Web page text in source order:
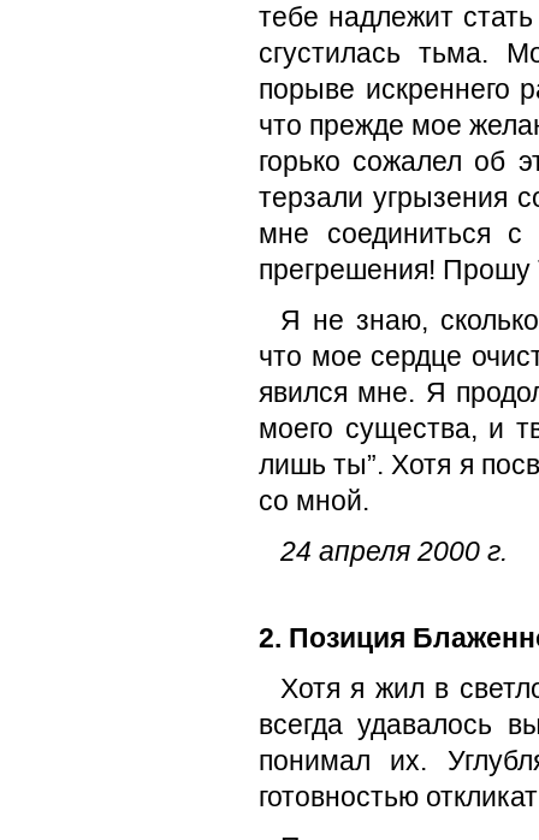
тебе надлежит
сгустилась тьма.
порыве искреннего
что прежде мое
горько сожалел об
терзали угрызения
мне соединиться
прегрешения! Прошу
Я не знаю,
что мое сердце
явился мне. Я
моего существа, и
лишь ты”. Хотя я
со мной.
24 апреля 2000 г.
2. Позиция
Хотя я жил в
всегда удавалось
понимал их.
готовностью